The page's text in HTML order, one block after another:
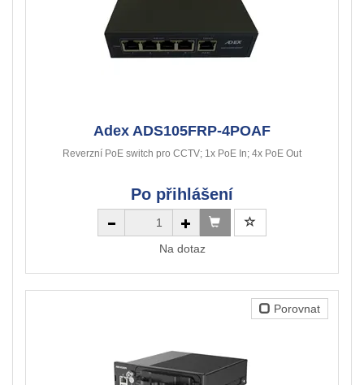
Adex ADS105FRP-4POAF
Reverzní PoE switch pro CCTV; 1x PoE In; 4x PoE Out
Po přihlášení
Na dotaz
Porovnat